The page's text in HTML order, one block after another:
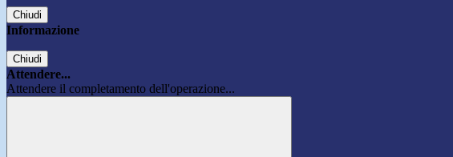
Chiudi
Informazione
Chiudi
Attendere...
Attendere il completamento dell'operazione...